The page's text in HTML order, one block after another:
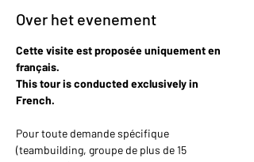
Over het evenement
Cette visite est proposée uniquement en
français.
This tour is conducted exclusively in
French.
Pour toute demande spécifique
(teambuilding, groupe de plus de 15